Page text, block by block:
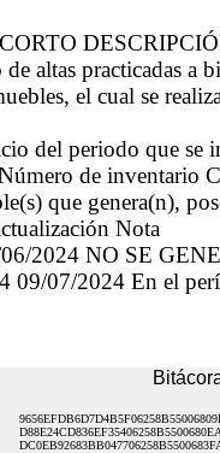
altas practicadas a
el cual se
del periodo que se
de inventario
que genera(n),
Nota
2024 NO SE
07/2024 En el